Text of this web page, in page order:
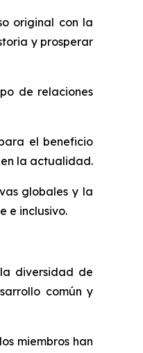
original con la
y prosperar
de relaciones
el beneficio
la actualidad.
globales y la
e inclusivo.
diversidad de
común y
miembros han